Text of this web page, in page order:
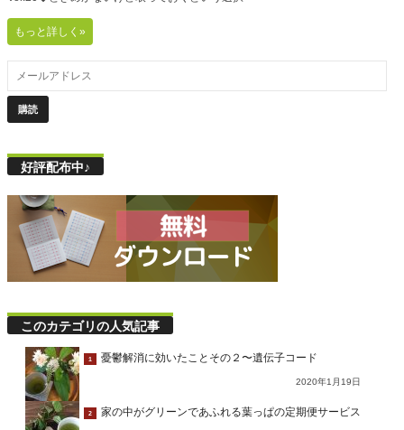
もっと詳しく»
好評配布中♪
このカテゴリの人気記事
1 憂鬱解消に効いたことその２〜遺伝子コード
2020年1月19日
2 家の中がグリーンであふれる葉っぱの定期便サービス